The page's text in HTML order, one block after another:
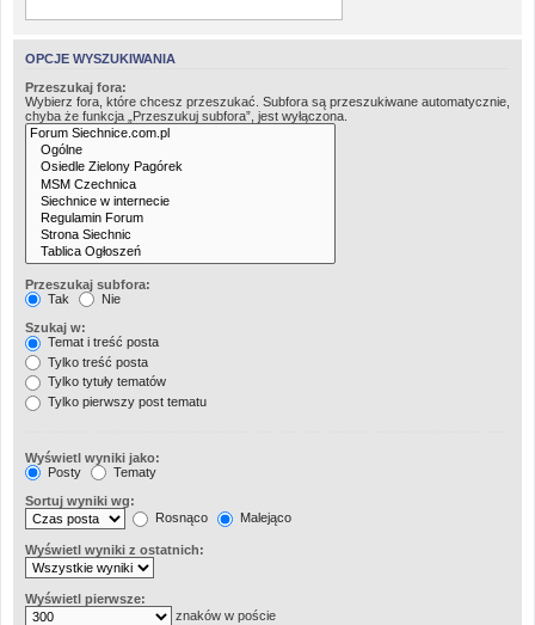
OPCJE WYSZUKIWANIA
Przeszukaj fora:
Wybierz fora, które chcesz przeszukać. Subfora są przeszukiwane automatycznie,
chyba że funkcja „Przeszukuj subfora”, jest wyłączona.
Przeszukaj subfora:
Tak
Nie
Szukaj w:
Temat i treść posta
Tylko treść posta
Tylko tytuły tematów
Tylko pierwszy post tematu
Wyświetl wyniki jako:
Posty
Tematy
Sortuj wyniki wg:
Rosnąco
Malejąco
Wyświetl wyniki z ostatnich:
Wyświetl pierwsze:
znaków w poście